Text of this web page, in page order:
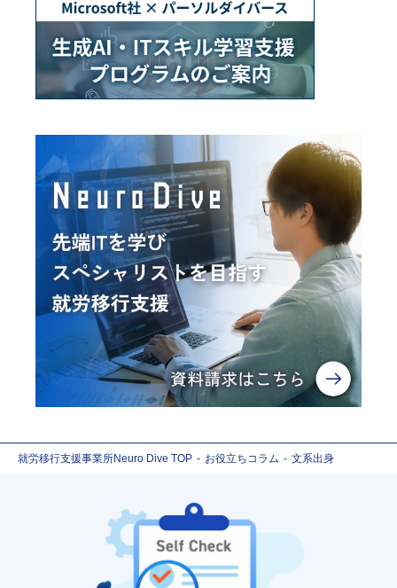
就労移行支援事業所Neuro Dive TOP お役立ちコラム 文系出身